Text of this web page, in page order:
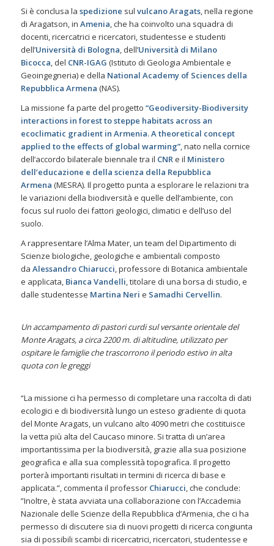
Si è conclusa la spedizione sul vulcano Aragats, nella regione
di Aragatson, in Amenia, che ha coinvolto una squadra di
docenti, ricercatrici e ricercatori, studentesse e studenti
dell’Università di Bologna, dell’Università di Milano
Bicocca, del CNR-IGAG (Istituto di Geologia Ambientale e
Geoingegneria) e della National Academy of Sciences della
Repubblica Armena (NAS).
La missione fa parte del progetto “Geodiversity-Biodiversity
interactions in forest to steppe habitats across an
ecoclimatic gradient in Armenia. A theoretical concept
applied to the effects of global warming”, nato nella cornice
dell’accordo bilaterale biennale tra il CNRe il Ministero
dell’educazione e della scienza della Repubblica
Armena (MESRA). Il progetto punta a esplorare le relazioni tra
le variazioni della biodiversità e quelle dell’ambiente, con
focus sul ruolo dei fattori geologici, climatici e dell’uso del
suolo.
A rappresentare l’Alma Mater, un team del Dipartimento di
Scienze biologiche, geologiche e ambientali composto
da Alessandro Chiarucci, professore di Botanica ambientale
e applicata, Bianca Vandelli, titolare di una borsa di studio, e
dalle studentesse Martina Neri e Samadhi Cervellin.
Un accampamento di pastori curdisul versante orientale del
Monte Aragats, a circa 2200 m. di altitudine,utilizzato per
ospitare le famiglie che trascorrono il periodo estivo in alta
quota con le greggi
“La missione ci ha permesso di completare una raccolta di dati
ecologici e di biodiversità lungo un esteso gradiente di quota
del Monte Aragats, un vulcano alto 4090 metri che costituisce
la vetta più alta del Caucaso minore. Si tratta di un’area
importantissima per la biodiversità, grazie alla sua posizione
geografica e alla sua complessità topografica. Il progetto
porterà importanti risultati in termini di ricerca di base e
applicata.”, commenta il professor Chiarucci, che conclude:
”Inoltre, è stata avviata una collaborazione con l’Accademia
Nazionale delle Scienze della Repubblica d’Armenia, che ci ha
permesso di discutere sia di nuovi progetti di ricerca congiunta
sia di possibili scambi di ricercatrici, ricercatori, studentesse e